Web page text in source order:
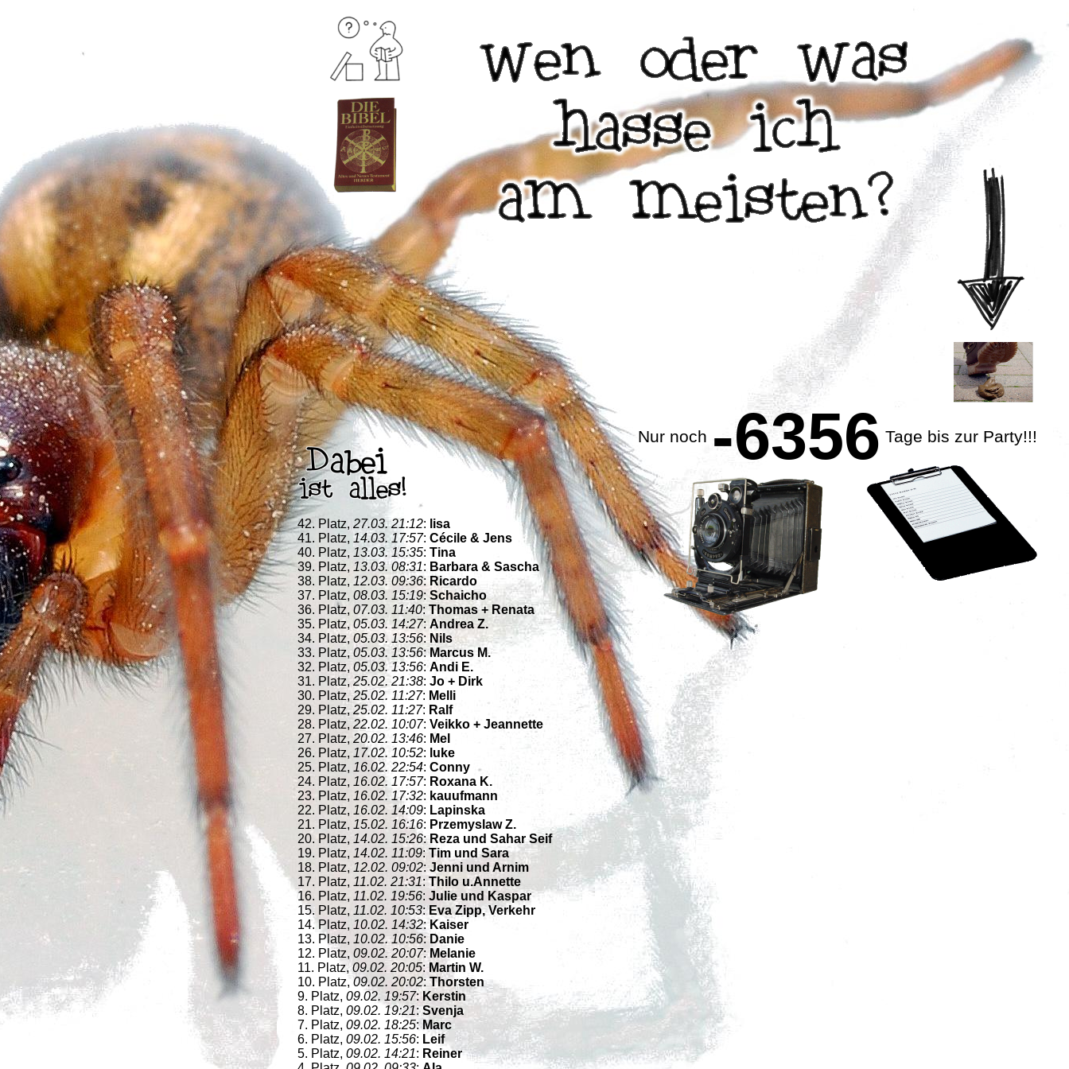
Nur noch -6356 Tage bis zur Party!!!
42. Platz, 27.03. 21:12: lisa
41. Platz, 14.03. 17:57: Cécile & Jens
40. Platz, 13.03. 15:35: Tina
39. Platz, 13.03. 08:31: Barbara & Sascha
38. Platz, 12.03. 09:36: Ricardo
37. Platz, 08.03. 15:19: Schaicho
36. Platz, 07.03. 11:40: Thomas + Renata
35. Platz, 05.03. 14:27: Andrea Z.
34. Platz, 05.03. 13:56: Nils
33. Platz, 05.03. 13:56:Marcus M.
32. Platz, 05.03. 13:56: Andi E.
31. Platz, 25.02. 21:38: Jo + Dirk
30. Platz, 25.02. 11:27: Melli
29. Platz, 25.02. 11:27: Ralf
28. Platz, 22.02. 10:07: Veikko + Jeannette
27. Platz, 20.02. 13:46: Mel
26. Platz, 17.02. 10:52: luke
25. Platz, 16.02. 22:54: Conny
24. Platz, 16.02. 17:57: Roxana K.
23. Platz, 16.02. 17:32: kauufmann
22. Platz, 16.02. 14:09: Lapinska
21. Platz, 15.02. 16:16: Przemyslaw Z.
20. Platz, 14.02. 15:26:Reza und Sahar Seif
19. Platz, 14.02. 11:09: Tim und Sara
18. Platz, 12.02. 09:02:Jenni und Arnim
17. Platz, 11.02. 21:31: Thilo u.Annette
16. Platz, 11.02. 19:56: Julie und Kaspar
15. Platz, 11.02. 10:53:Eva Zipp, Verkehr
14. Platz, 10.02. 14:32:Kaiser
13. Platz, 10.02. 10:56:Danie
12. Platz, 09.02. 20:07:Melanie
11. Platz, 09.02. 20:05:Martin W.
10. Platz, 09.02. 20:02: Thorsten
9. Platz, 09.02. 19:57: Kerstin
8. Platz, 09.02. 19:21:Svenja
7. Platz, 09.02. 18:25:Marc
6. Platz, 09.02. 15:56: Leif
5. Platz, 09.02. 14:21: Reiner